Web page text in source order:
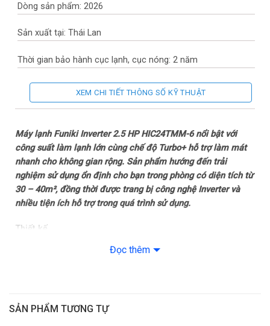
Dòng sản phẩm: 2026
Sản xuất tại: Thái Lan
Thời gian bảo hành cục lạnh, cục nóng: 2 năm
Thời gian bảo hành máy nén: Máy nén 2 năm
bằng Nhôm được phủ lớp Golden Fin
Loại Gas: R-32
Mức tiêu thụ điện năng
Tiêu thụ điện: 2.512 kWh
Công nghệ làm lạnh nhanh: Turbo+
XEM CHI TIẾT THÔNG SỐ KỸ THUẬT
Máy lạnh Funiki Inverter 2.5 HP HIC24TMM-6 nổi bật với
công suất làm lạnh lớn cùng chế độ Turbo+ hỗ trợ làm mát
nhanh cho không gian rộng. Sản phẩm hướng đến trải
nghiệm sử dụng ổn định cho bạn trong phòng có diện tích từ
30 – 40m², đồng thời được trang bị công nghệ Inverter và
nhiều tiện ích hỗ trợ trong quá trình sử dụng.
Thiết kế
dàn lạnh được thiết kế đơn giản, phù hợp với phòng khách,
Đọc thêm
SẢN PHẨM TƯƠNG TỰ